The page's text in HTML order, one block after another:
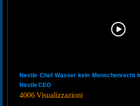
Nestle Chef Wasser kein Menschenrecht
Nestle CEO
4006 Visualizzazioni